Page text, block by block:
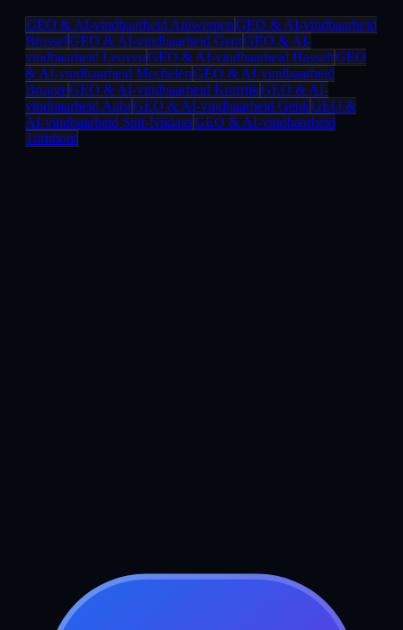
GEO & AI-vindbaarheid AntwerpenGEO & AI-vindbaarheid
BrusselGEO & AI-vindbaarheid GentGEO & AI-
vindbaarheid LeuvenGEO & AI-vindbaarheid HasseltGEO
& AI-vindbaarheid MechelenGEO & AI-vindbaarheid
BruggeGEO & AI-vindbaarheid KortrijkGEO & AI-
vindbaarheid AalstGEO & AI-vindbaarheid GenkGEO &
AI-vindbaarheid Sint-NiklaasGEO & AI-vindbaarheid
Turnhout